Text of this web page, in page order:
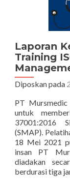
Laporan
Training
Diposkan pada
PT Mursmedic
untuk
37001:2016
(SMAP).
18 Mei 2021
insan PT
diadakan
berdurasi tiga